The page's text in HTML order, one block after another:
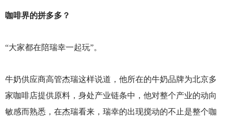
咖啡界的拼多多？
“大家都在陪瑞幸一起玩”。
牛奶供应商高管杰瑞这样说道，他所在的牛奶品牌为北京多
家咖啡店提供原料，身处产业链条中，他对整个产业的动向
敏感而熟悉，在杰瑞看来，瑞幸的出现搅动的不止是整个咖